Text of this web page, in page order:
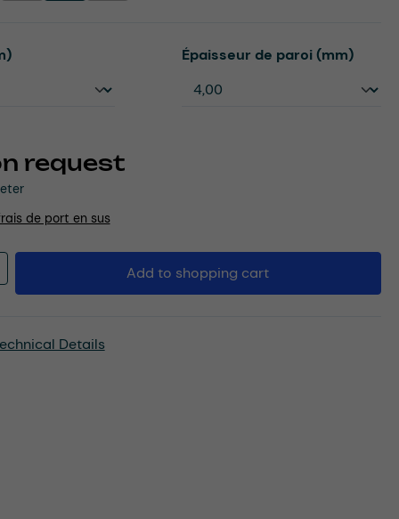
request
de port en sus
Select
Épaisseur de paroi (mm)
Enter the desired amount
Add to shopping cart
Details